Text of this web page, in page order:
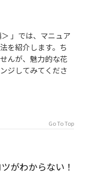
」では、マニュア
を紹介します。ち
んが、魅力的な花
ジしてみてくださ
Go To Top
わからない！